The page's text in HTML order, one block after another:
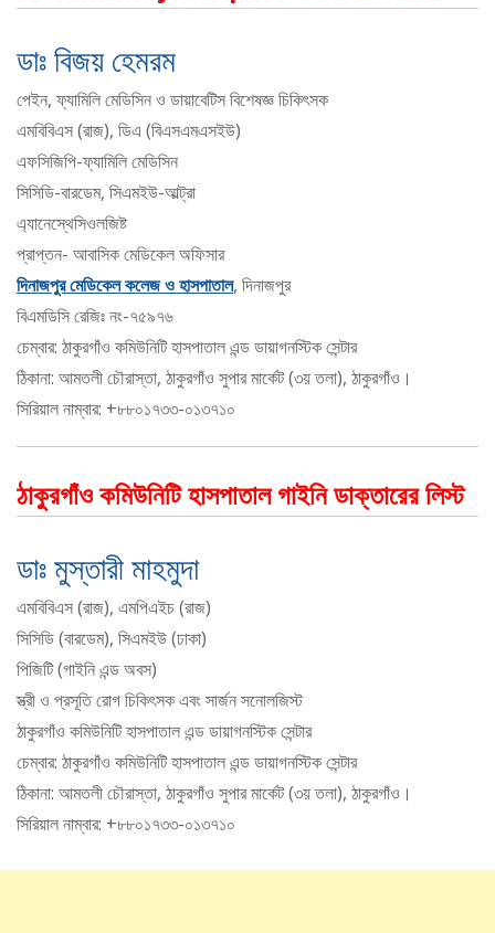
ডাঃ বিজয় হেমরম
পেইন, ফ্যামিলি মেডিসিন ও ডায়াবেটিস বিশেষজ্ঞ চিকিৎসক
এমবিবিএস (রাজ), ডিএ (বিএসএমএসইউ)
এফসিজিপি-ফ্যামিলি মেডিসিন
সিসিডি-বারডেম, সিএমইউ-আল্ট্রা
এ্যানেস্থেসিওলজিষ্ট
প্রাপ্তন- আবাসিক মেডিকেল অফিসার
দিনাজপুর মেডিকেল কলেজ ও হাসপাতাল, দিনাজপুর
বিএমডিসি রেজিঃ নং-৭৫৯৭৬
চেম্বার: ঠাকুরগাঁও কমিউনিটি হাসপাতাল এন্ড ডায়াগনস্টিক সেন্টার
ঠিকানা: আমতলী চৌরাস্তা, ঠাকুরগাঁও সুপার মার্কেট (৩য় তলা), ঠাকুরগাঁও।
সিরিয়াল নাম্বার: +৮৮০১৭৩৩-০১৩৭১০
ঠাকুরগাঁও কমিউনিটি হাসপাতাল গাইনি ডাক্তারের লিস্ট
ডাঃ মুস্তারী মাহমুদা
এমবিবিএস (রাজ), এমপিএইচ (রাজ)
সিসিডি (বারডেম), সিএমইউ (ঢাকা)
পিজিটি (গাইনি এন্ড অবস)
স্ত্রী ও প্রসূতি রোগ চিকিৎসক এবং সার্জন সনোলজিস্ট
ঠাকুরগাঁও কমিউনিটি হাসপাতাল এন্ড ডায়াগনস্টিক সেন্টার
চেম্বার: ঠাকুরগাঁও কমিউনিটি হাসপাতাল এন্ড ডায়াগনস্টিক সেন্টার
ঠিকানা: আমতলী চৌরাস্তা, ঠাকুরগাঁও সুপার মার্কেট (৩য় তলা), ঠাকুরগাঁও।
সিরিয়াল নাম্বার: +৮৮০১৭৩৩-০১৩৭১০